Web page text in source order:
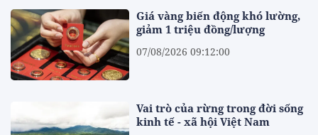
Giá vàng biến động khó lường,
giảm 1 triệu đồng/lượng
07/08/2026 09:12:00
Vai trò của rừng trong đời sống
kinh tế - xã hội Việt Nam